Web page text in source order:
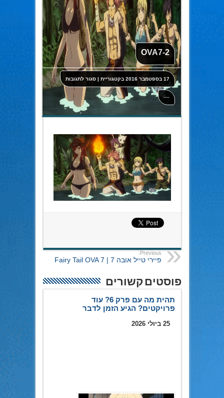
OVA7-2
17 בספטמבר 2016 בקטגוריית |סגור לתגובותעל
OVA7-
2
----
Previous:
פיירי טייל אובה 7 | Fairy Tail OVA 7
פוסטים קשורים
תהית מה עם פרק 6? עוד
פרויקטים? הגיע הזמן לדבר
25 ביולי 2026